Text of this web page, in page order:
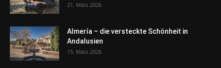
21. März 2026
Almería – die versteckte Schönheit in
Andalusien
15. März 2026